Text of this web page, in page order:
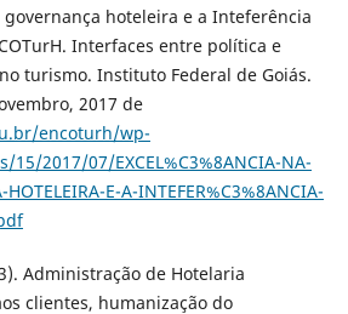
governança hoteleira e a Inteferência
Interfaces entre política e
turismo. Instituto Federal de Goiás.
2017 de
encoturh/wp-
2017/07/EXCEL%C3%8ANCIA-NA-
E-A-INTEFER%C3%8ANCIA-
Administração de Hotelaria
clientes, humanização do